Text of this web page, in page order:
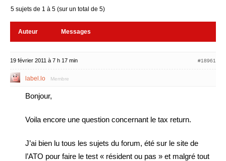
5 sujets de 1 à 5 (sur un total de 5)
Auteur Messages
19 février 2011 à 7 h 17 min #18961
label.lo Membre
Bonjour,
Voila encore une question concernant le tax return.
J’ai bien lu tous les sujets du forum, été sur le site de
l’ATO pour faire le test « résident ou pas » et malgré tout